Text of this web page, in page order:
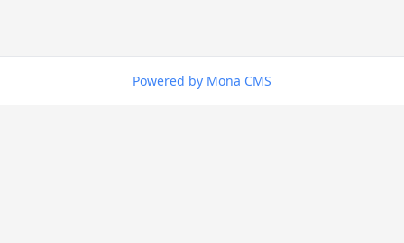
Powered by Mona CMS